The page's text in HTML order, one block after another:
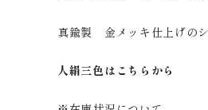
真鍮製 金メッキ仕上げのシ
人絹三色はこちらから